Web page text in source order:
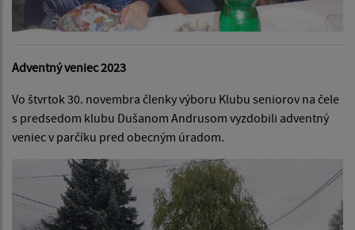
Adventný veniec 2023
Vo štvrtok 30. novembra členky výboru Klubu seniorov na čele
s predsedom klubu Dušanom Andrusom vyzdobili adventný
veniec v parčíku pred obecným úradom.